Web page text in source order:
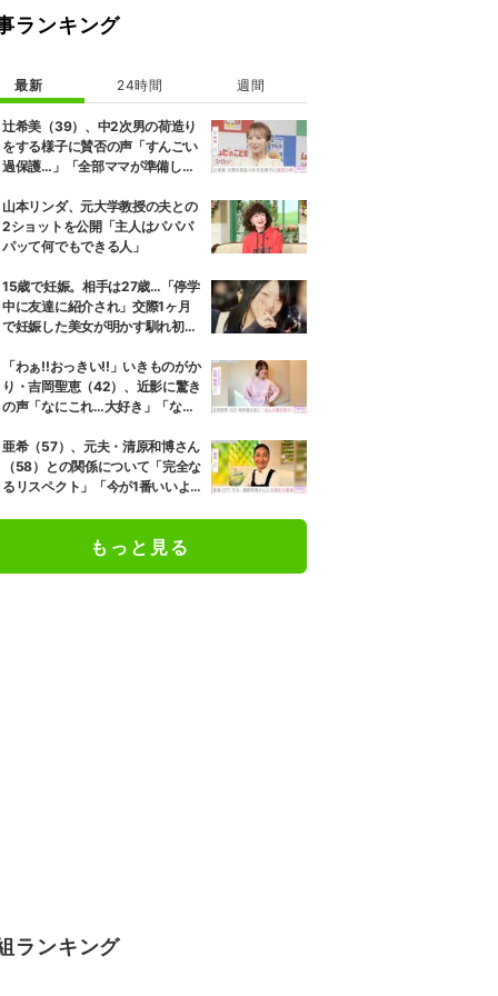
ランキング
最新 24時間 週間
辻希美（39）、中2次男の荷造り
をする様子に賛否の声「すんごい
過保護…」「全部ママが準備して
山本リンダ、元大学教授の夫との
2ショットを公開「主人はパパパ
パッて何でもできる人」
15歳で妊娠。相手は27歳…「停学
中に友達に紹介され」交際1ヶ月
で妊娠した美女が明かす馴れ初め
絶句
「わぁ!!おっきい!!」いきものがか
り・吉岡聖恵（42）、近影に驚き
の声「なにこれ…大好き」「なん
亜希（57）、元夫・清原和博さん
（58）との関係について「完全な
るリスペクト」「今が1番いいよ
もっと見る
ランキング